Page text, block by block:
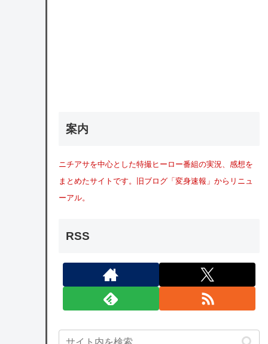
案内
ニチアサを中心とした特撮ヒーロー番組の実況、感想を
まとめたサイトです。旧ブログ「変身速報」からリニュ
ーアル。
RSS